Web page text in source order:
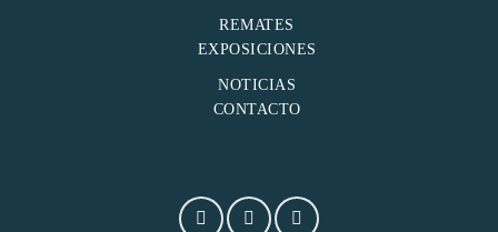
REMATES
EXPOSICIONES
NOTICIAS
CONTACTO